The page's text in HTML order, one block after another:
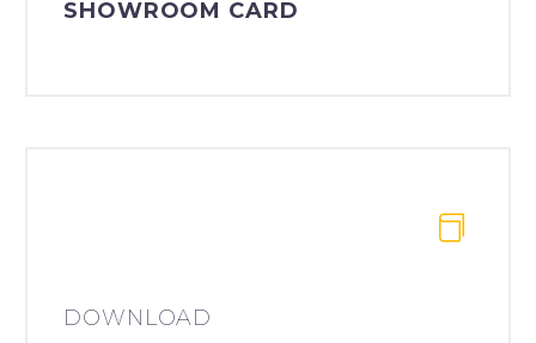
SHOWROOM CARD
DOWNLOAD